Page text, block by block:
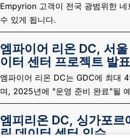
Empyrion 고객이 전국 광범위한
수 있게 됩니다.
엠파이어 리온 DC, 서
이터 센터 프로젝트 발표
엠파이어 리온 DC는 GDC에 최대
며, 2025년에 "운영 준비 완료"될
엠피리온 DC, 싱가포
린 데이터 센터 인수